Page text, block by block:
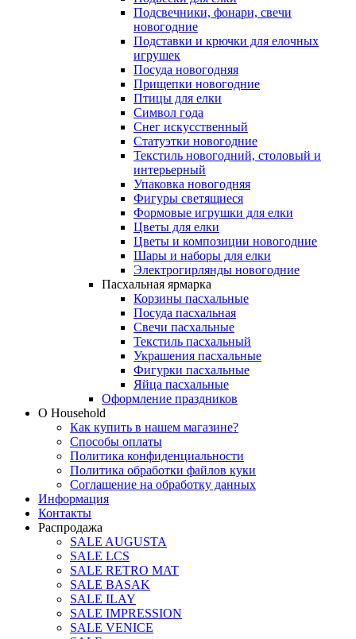
Подсвечники, фонари, свечи
новогодние
Подставки и крючки для елочных
игрушек
Посуда новогодняя
Прищепки новогодние
Птицы для елки
Символ года
Снег искусственный
Статуэтки новогодние
Текстиль новогодний, столовый и
интерьерный
Упаковка новогодняя
Фигуры светящиеся
Формовые игрушки для елки
Цветы для елки
Цветы и композиции новогодние
Шары и наборы для елки
Электрогирлянды новогодние
Пасхальная ярмарка
Корзины пасхальные
Посуда пасхальная
Свечи пасхальные
Текстиль пасхальный
Украшения пасхальные
Фигурки пасхальные
Яйца пасхальные
Оформление праздников
О Household
Как купить в нашем магазине?
Способы оплаты
Политика конфиденциальности
Политика обработки файлов куки
Соглашение на обработку данных
Информация
Контакты
Распродажа
SALE AUGUSTA
SALE LCS
SALE RETRO MAT
SALE BASAK
SALE ILAY
SALE IMPRESSION
SALE VENICE